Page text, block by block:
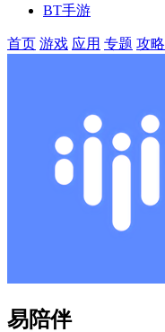
BT手游
首页 游戏 应用 专题 攻略
易陪伴